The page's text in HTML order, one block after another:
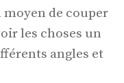
de couper
les choses un
angles et